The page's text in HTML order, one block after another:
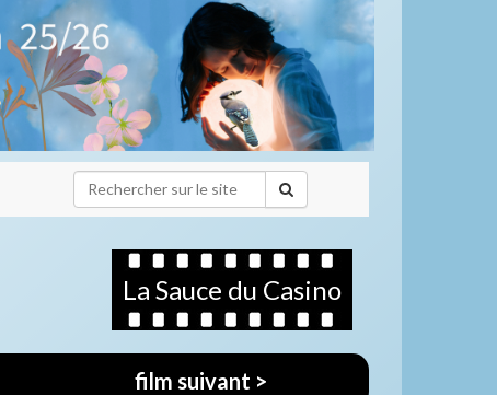
La Sauce du Casino
film suivant >